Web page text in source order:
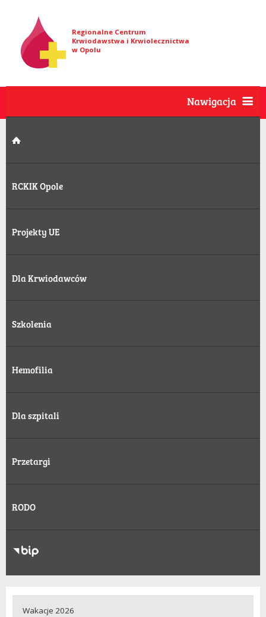
Regionalne Centrum
Krwiodawstwa i Krwiolecznictwa
w Opolu
Nawigacja
RCKIK Opole
Projekty UE
Dla Krwiodawców
Szkolenia
Hemofilia
Dla szpitali
Przetargi
RODO
RODO
Wakacje 2026